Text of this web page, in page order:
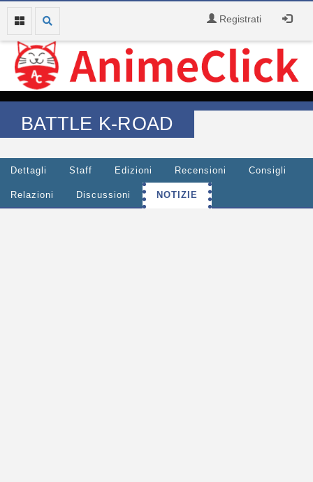
Registrati
BATTLE K-ROAD
Dettagli Staff Edizioni Recensioni Consigli
Relazioni Discussioni NOTIZIE